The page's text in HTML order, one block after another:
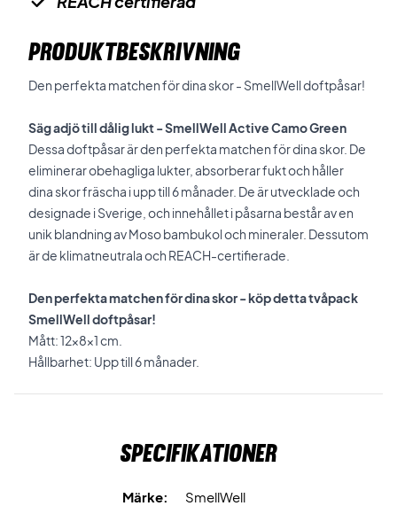
PRODUKTBESKRIVNING
Den perfekta matchen för dina skor - SmellWell doftpåsar!
Säg adjö till dålig lukt - SmellWell Active Camo Green
Dessa doftpåsar är den perfekta matchen för dina skor. De
eliminerar obehagliga lukter, absorberar fukt och håller
dina skor fräscha i upp till 6 månader. De är utvecklade och
designade i Sverige, och innehållet i påsarna består av en
unik blandning av Moso bambukol och mineraler. Dessutom
är de klimatneutrala och REACH-certifierade.
Den perfekta matchen för dina skor - köp detta tvåpack
SmellWell doftpåsar!
Mått: 12x8x1 cm.
Hållbarhet: Upp till 6 månader.
Specifikationer
Märke:
SmellWell